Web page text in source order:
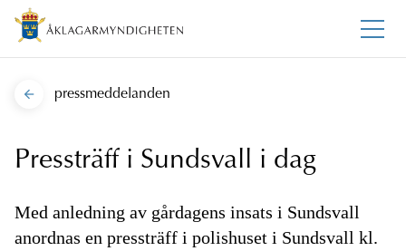
pressmeddelanden
Pressträff i Sundsvall i dag
Med anledning av gårdagens insats i Sundsvall
anordnas en pressträff i polishuset i Sundsvall kl.